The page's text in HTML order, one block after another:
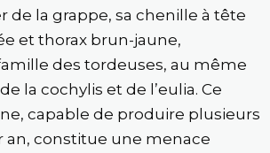
de la grappe, sa chenille à tête
et thorax brun-jaune,
des tordeuses, au même
la cochylis et de l’eulia. Ce
capable de produire plusieurs
an, constitue une menace